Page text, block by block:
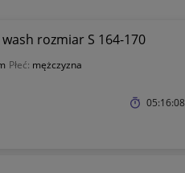
rozmiar S 164-170
Płeć: mężczyzna
05:16:08